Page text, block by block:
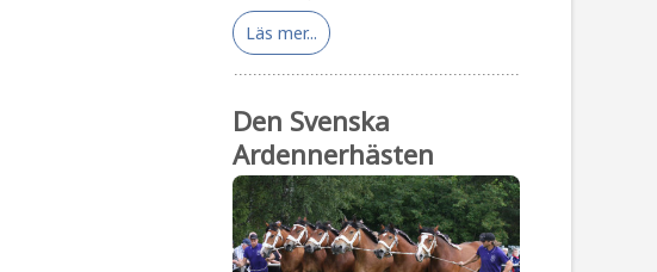
Läs mer...
Den Svenska
Ardennerhästen